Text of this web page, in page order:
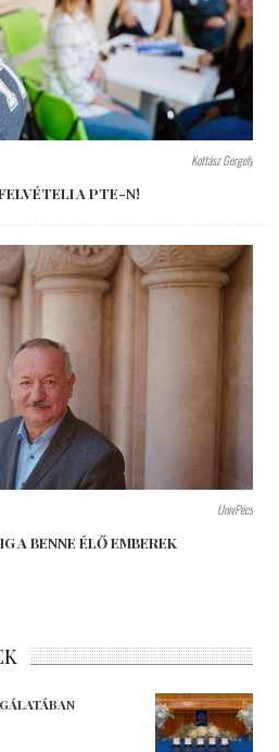
Kottász Gergely
A PTE-N!
UnivPécs
A BENNE ÉLŐ EMBEREK